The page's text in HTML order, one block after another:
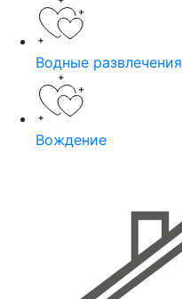
Водные развлечения
Вождение